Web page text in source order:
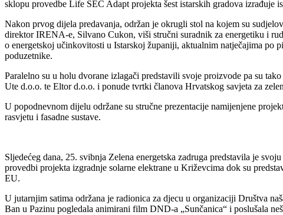
sklopu provedbe Life SEC Adapt projekta šest istarskih gradova izrađuje
Nakon prvog dijela predavanja, održan je okrugli stol na kojem su
direktor IRENA-e, Silvano Cukon, viši stručni suradnik za energetiku i
o energetskoj učinkovitosti u Istarskoj županiji, aktualnim natječajima po
poduzetnike.
Paralelno su u holu dvorane izlagači predstavili svoje proizvode pa su
Ute d.o.o. te Eltor d.o.o. i ponude tvrtki članova Hrvatskog savjeta za
U popodnevnom dijelu održane su stručne prezentacije namijenjene
rasvjetu i fasadne sustave.
Sljedećeg dana, 25. svibnja Zelena energetska zadruga predstavila je
provedbi projekta izgradnje solarne elektrane u Križevcima dok su
EU.
U jutarnjim satima održana je radionica za djecu u organizaciji Društva
Ban u Pazinu pogledala animirani film DND-a „Sunčanica“ i poslušala